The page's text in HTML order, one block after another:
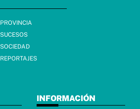
PROVINCIA
SUCESOS
SOCIEDAD
REPORTAJES
INFORMACIÓN